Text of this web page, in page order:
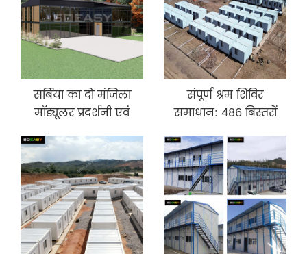
सर्बिया का दो मंजिला
मॉड्यूलर प्रदर्शनी एवं
संपूर्ण श्रम शिविर
समाधान: 486 बिस्तरों
परियोजना